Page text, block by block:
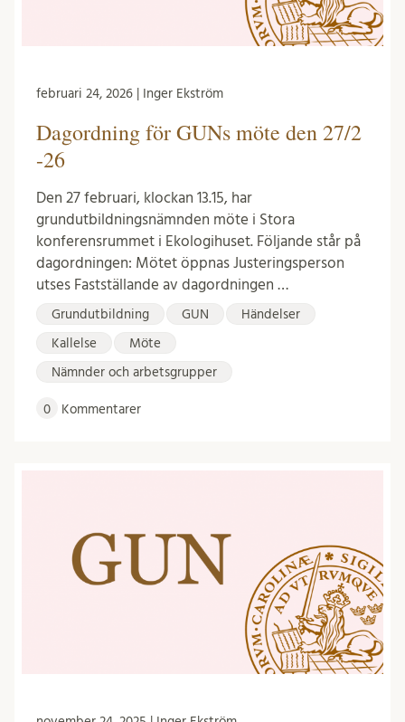
februari 24, 2026 | Inger Ekström
Dagordning för GUNs möte den 27/2
-26
Den 27 februari, klockan 13.15, har
grundutbildningsnämnden möte i Stora
konferensrummet i Ekologihuset. Följande står på
dagordningen: Mötet öppnas Justeringsperson
utses Fastställande av dagordningen …
Grundutbildning GUN Händelser
Kallelse Möte
Nämnder och arbetsgrupper
0 Kommentarer